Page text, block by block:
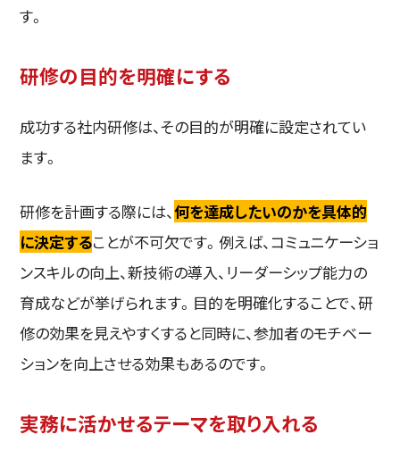
す。
研修の目的を明確にする
成功する社内研修は、その目的が明確に設定されてい
ます。
研修を計画する際には、何を達成したいのかを具体的
に決定することが不可欠です。例えば、コミュニケーショ
ンスキルの向上、新技術の導入、リーダーシップ能力の
育成などが挙げられます。目的を明確化することで、研
修の効果を見えやすくすると同時に、参加者のモチベー
ションを向上させる効果もあるのです。
実務に活かせるテーマを取り入れる